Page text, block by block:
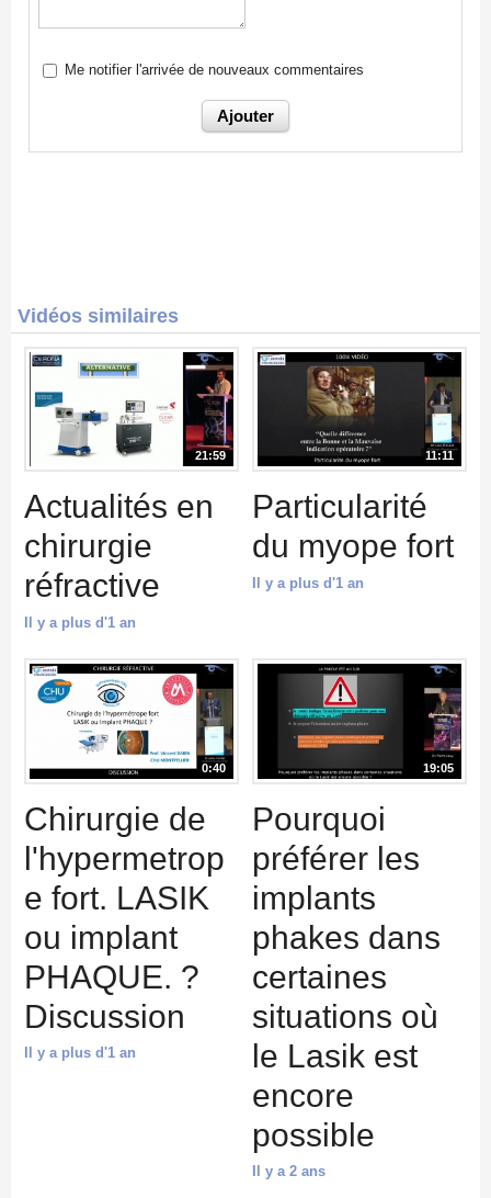
Vidéos similaires
21:59
Actualités en
chirurgie
réfractive
Il y a plus d'1 an
11:11
Particularité
du myope fort
Il y a plus d'1 an
0:40
Chirurgie de
l'hypermetrop
e fort. LASIK
ou implant
PHAQUE. ?
Discussion
Il y a plus d'1 an
19:05
Pourquoi
préférer les
implants
phakes dans
certaines
situations où
le Lasik est
encore
possible
Il y a 2 ans
Me notifier l'arrivée de nouveaux commentaires